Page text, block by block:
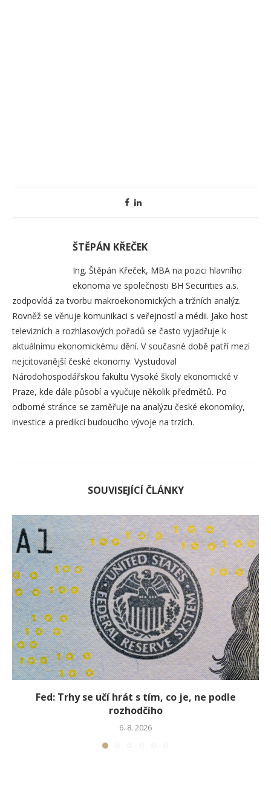
ŠTĚPÁN KŘEČEK
Ing. Štěpán Křeček, MBA na pozici hlavního
ekonoma ve společnosti BH Securities a.s.
zodpovídá za tvorbu makroekonomických a tržních analýz.
Rovněž se věnuje komunikaci s veřejností a médii. Jako host
televizních a rozhlasových pořadů se často vyjadřuje k
aktuálnímu ekonomickému dění. V současné době patří mezi
nejcitovanější české ekonomy. Vystudoval
Národohospodářskou fakultu Vysoké školy ekonomické v
Praze, kde dále působí a vyučuje několik předmětů. Po
odborné stránce se zaměřuje na analýzu české ekonomiky,
investice a predikci budoucího vývoje na trzích.
SOUVISEJÍCÍ ČLÁNKY
Fed: Trhy se učí hrát s tím, co je, ne podle
rozhodčího
6. 8. 2026